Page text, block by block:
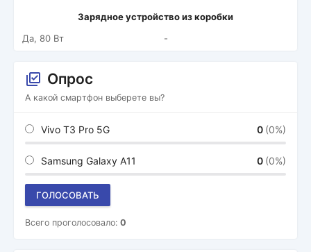
Зарядное устройство из коробки
Да, 80 Вт
-
Опрос
А какой смартфон выберете вы?
Vivo T3 Pro 5G 0 (0%)
Samsung Galaxy A11 0 (0%)
ГОЛОСОВАТЬ
Всего проголосовало: 0